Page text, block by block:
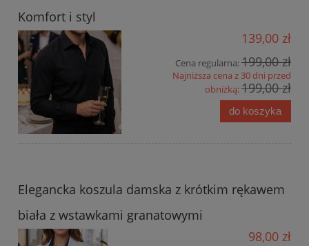
Komfort i styl
139,00 zł
Cena regularna:199,00 zł
Najniższa cena z 30 dni przed
obniżką:199,00 zł
do koszyka
Elegancka koszula damska z krótkim rękawem
biała z wstawkami granatowymi
98,00 zł